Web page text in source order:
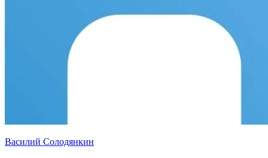
Василий Солодянкин